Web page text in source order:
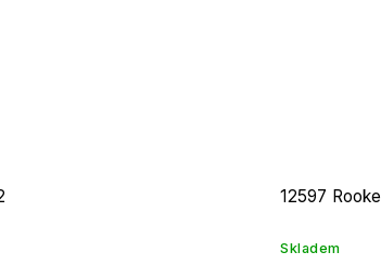
12597 Rooke
Skladem